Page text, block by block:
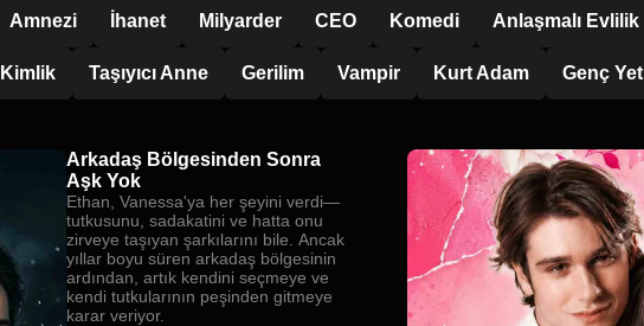
Amnezi İhanet Milyarder CEO Komedi Anlaşmalı Evlilik
Taşıyıcı Anne Gerilim Vampir Kurt Adam Genç
Arkadaş Bölgesinden Sonra
Aşk Yok
Ethan, Vanessa'ya her şeyini verdi—
tutkusunu, sadakatini ve hatta onu
zirveye taşıyan şarkılarını bile. Ancak
yıllar boyu süren arkadaş bölgesinin
ardından, artık kendini seçmeye ve
kendi tutkularının peşinden gitmeye
karar veriyor.